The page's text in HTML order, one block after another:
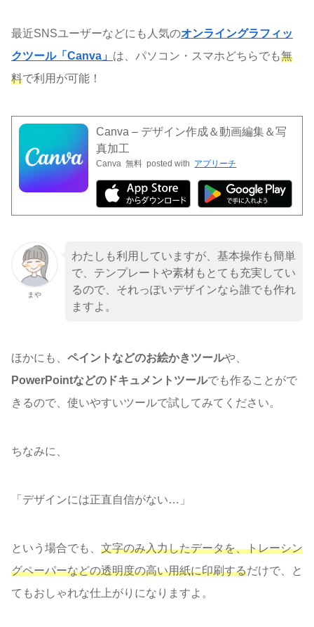
最近SNSユーザーなどにも人気のオンライングラフィッ
クツール「Canva」 は、パソコン・スマホどちらでも無
料で利用が可能！
Canva – デザイン作成＆動画編集＆写
真加工
Canva 無料 posted with アプリーチ
まや
わたしも利用していますが、基本操作も簡単
で、テンプレートや素材もとても充実してい
るので、それっぽいデザインなら誰でも作れ
ますよ。
ほかにも、 ペイントなどのお絵かきツールや、
PowerPointなどのドキュメントツールでも作ることがで
きるので、使いやすいツールで試してみてください。
ちなみに、
「デザインには正直自信がない…」
という場合でも、 文字のみ入力したデータを、トレーシン
グペーパーなどの透明度の高い用紙に印刷するだけで、と
てもおしゃれな仕上がりになりますよ。